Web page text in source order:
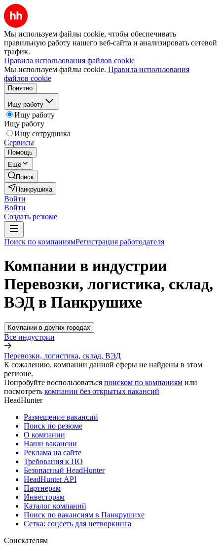
Мы используем файлы cookie, чтобы обеспечивать
правильную работу нашего веб-сайта и анализировать сетевой
трафик.
Правила использования файлов cookie
Мы используем файлы cookie. Правила использования
файлов cookie
Понятно
Ищу работу
Ищу работу
Ищу работу
Ищу сотрудника
Сервисы
Помощь
Ещё
Поиск
Панкрушиха
Войти
Войти
Создать резюме
Поиск по компаниямРегистрация работодателя
Компании в индустрии
Перевозки, логистика, склад,
ВЭД в Панкрушихе
Компании в других городах
Все индустрии
Перевозки, логистика, склад, ВЭД
К сожалению, компании данной сферы не найдены в этом
регионе.
Попробуйте воспользоваться поиском по компаниям или
посмотреть компании без открытых вакансий
HeadHunter
Размещение вакансий
Поиск по резюме
О компании
Наши вакансии
Реклама на сайте
Требования к ПО
Безопасный HeadHunter
HeadHunter API
Партнерам
Инвесторам
Каталог компаний
Поиск по вакансиям в Панкрушихе
Сетка: соцсеть для нетворкинга
Соискателям